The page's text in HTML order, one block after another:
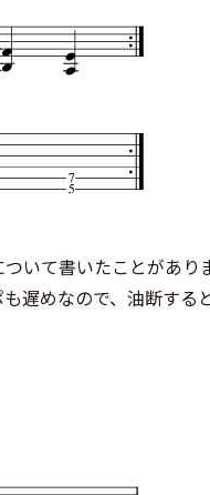
いて書いたことがあり
遅めなので、油断する